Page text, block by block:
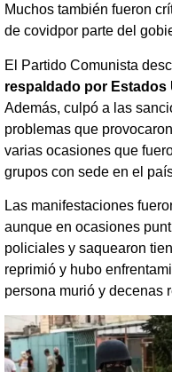
Muchos también fueron
de covidpor parte del
El Partido Comunista
respaldado por Estados
Además, culpó a las
problemas que
varias ocasiones que
grupos con sede en el
Las manifestaciones
aunque en ocasiones
policiales y saquearon
reprimió y hubo
persona murió y decenas